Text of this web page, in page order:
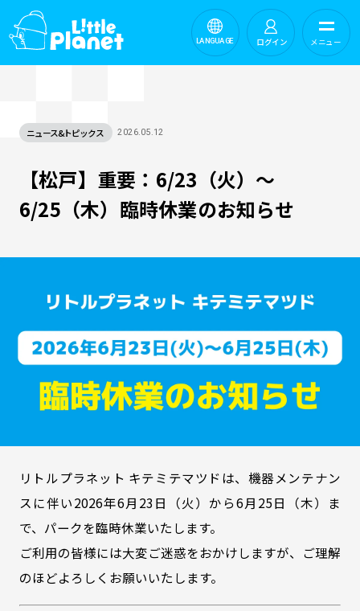
ログイン
LANGUAGE メニュー
ニュース&トピックス 2026.05.12
【松戸】重要：6/23（火）～
6/25（木）臨時休業のお知らせ
リトルプラネット キテミテマツドは、機器メンテナン
スに伴い2026年6月23日（火）から6月25日（木）ま
で、パークを臨時休業いたします。
ご利用の皆様には大変ご迷惑をおかけしますが、ご理解
のほどよろしくお願いいたします。